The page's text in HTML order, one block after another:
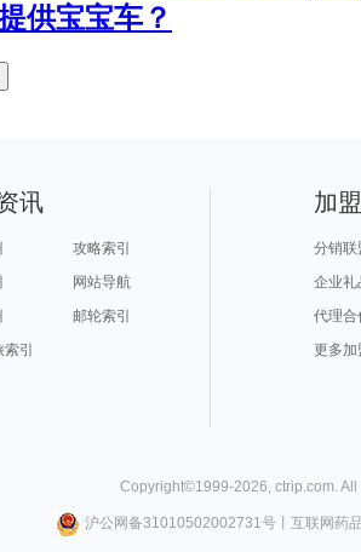
供宝宝车？
讯
攻略索引
网站导航
邮轮索引
索引
加
分销联
企业礼
代理合
更多加
Copyright©1999-2026 ctrip.com .
沪公网备31010502002731号丨 互联网药